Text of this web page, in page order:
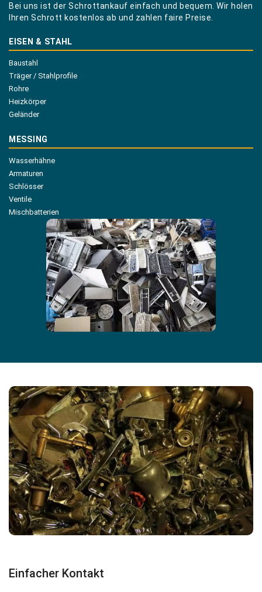
Bei uns ist der Schrottankauf einfach und bequem. Wir holen
Ihren Schrott kostenlos ab und zahlen faire Preise.
EISEN & STAHL
Baustahl
Träger / Stahlprofile
Rohre
Heizkörper
Geländer
MESSING
Wasserhähne
Armaturen
Schlösser
Ventile
Mischbatterien
Einfacher Kontakt